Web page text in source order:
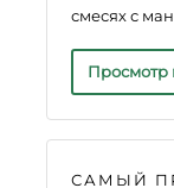
смесях с
Просмотр
САМЫЙ